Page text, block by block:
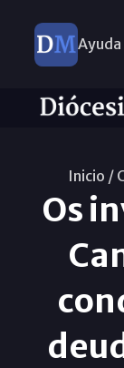
Ayuda
Inicio /
Os